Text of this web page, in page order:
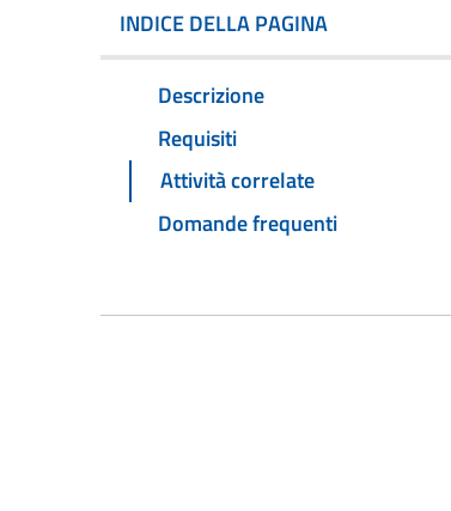
INDICE DELLA PAGINA
Descrizione
Requisiti
Attività correlate
Domande frequenti